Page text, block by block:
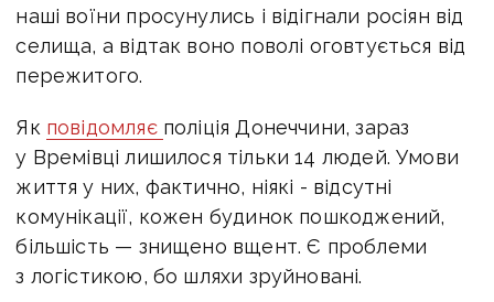
наші воїни просунулись і відігнали росіян від
селища, а відтак воно поволі оговтується від
пережитого.
Як повідомляє поліція Донеччини, зараз
у Времівці лишилося тільки 14 людей. Умови
життя у них, фактично, ніякі - відсутні
комунікації, кожен будинок пошкоджений,
більшість — знищено вщент. Є проблеми
з логістикою, бо шляхи зруйновані.